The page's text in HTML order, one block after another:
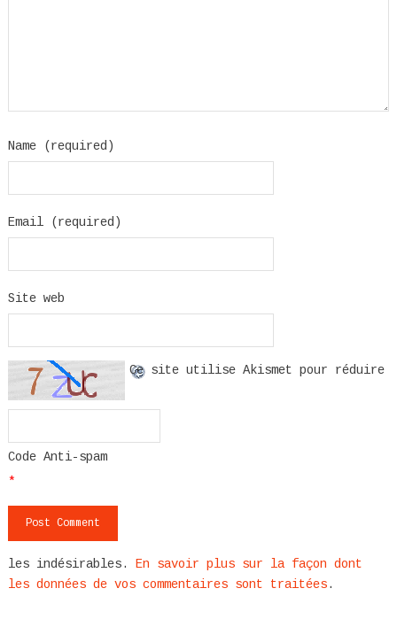
Name (required)
Email (required)
Site web
Code Anti-spam
*
Ce site utilise Akismet pour réduire
les indésirables.
En savoir plus sur la façon dont
les données de vos commentaires sont traitées.